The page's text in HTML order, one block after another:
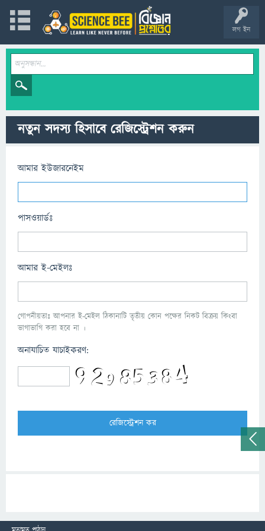
লগ ইন
নতুন সদস্য হিসাবে রেজিস্ট্রেশন করুন
আমার ইউজারনেইম
পাসওয়ার্ডঃ
আমার ই-মেইলঃ
গোপনীয়তাঃ আপনার ই-মেইল ঠিকানাটি তৃতীয় কোন পক্ষের নিকট বিক্রয় কিংবা
ভাগাভাগি করা হবে না ।
অনাযাচিত যাচাইকরণ: